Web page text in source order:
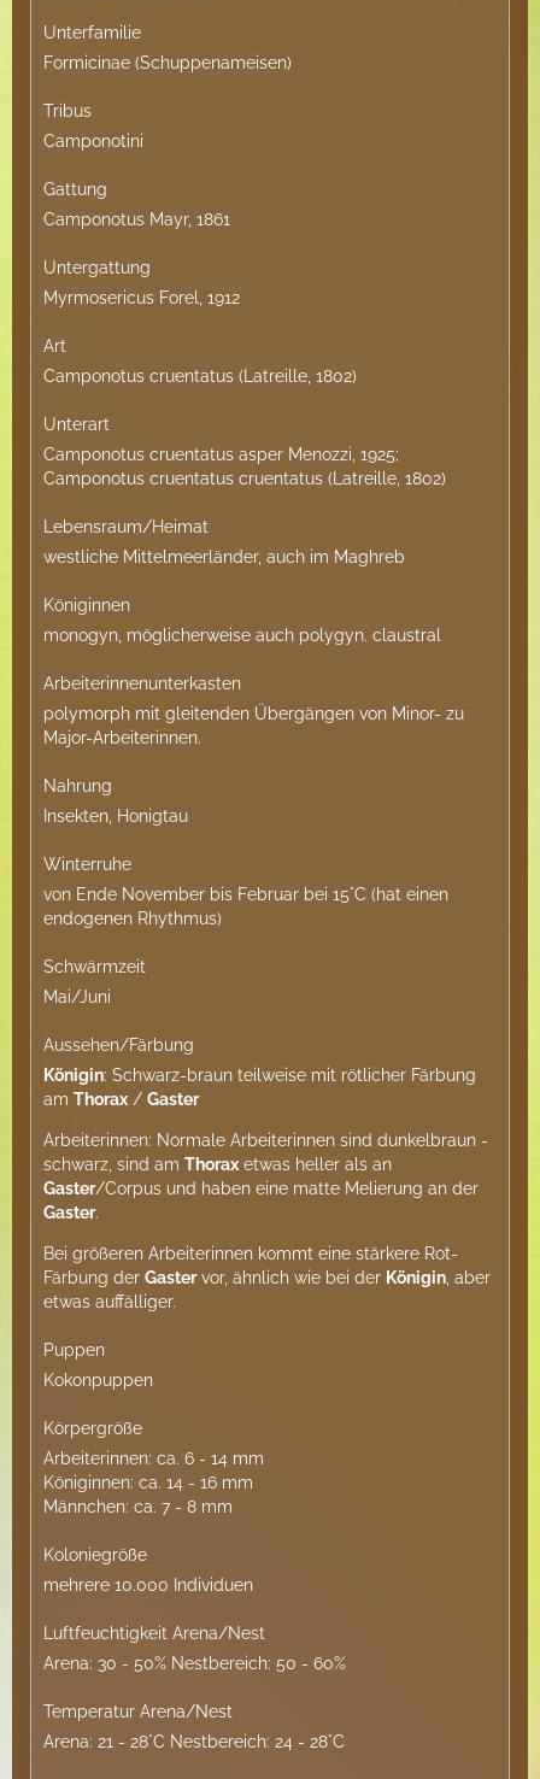
Unterfamilie
Formicinae (Schuppenameisen)
Tribus
Camponotini
Gattung
Camponotus Mayr, 1861
Untergattung
Myrmosericus Forel, 1912
Art
Camponotus cruentatus (Latreille, 1802)
Unterart
Camponotus cruentatus asper Menozzi, 1925;
Camponotus cruentatus cruentatus (Latreille, 1802)
Lebensraum/Heimat
westliche Mittelmeerländer, auch im Maghreb
Königinnen
monogyn, möglicherweise auch polygyn. claustral
Arbeiterinnenunterkasten
polymorph mit gleitenden Übergängen von Minor- zu
Major-Arbeiterinnen.
Nahrung
Insekten, Honigtau
Winterruhe
von Ende November bis Februar bei 15°C (hat einen
endogenen Rhythmus)
Schwärmzeit
Mai/Juni
Aussehen/Färbung
Königin: Schwarz-braun teilweise mit rötlicher Färbung
am Thorax / Gaster
Arbeiterinnen: Normale Arbeiterinnen sind dunkelbraun -
schwarz, sind am Thorax etwas heller als an
Gaster/Corpus und haben eine matte Melierung an der
Gaster.
Bei größeren Arbeiterinnen kommt eine stärkere Rot-
Färbung der Gastervor, ähnlich wie bei der Königin , aber
etwas auffälliger.
Puppen
Kokonpuppen
Körpergröße
Arbeiterinnen: ca. 6 - 14 mm
Königinnen: ca. 14 - 16 mm
Männchen: ca. 7 - 8 mm
Koloniegröße
mehrere 10.000 Individuen
Luftfeuchtigkeit Arena/Nest
Arena: 30 - 50% Nestbereich: 50 - 60%
Temperatur Arena/Nest
Arena: 21 - 28°C Nestbereich: 24 - 28°C